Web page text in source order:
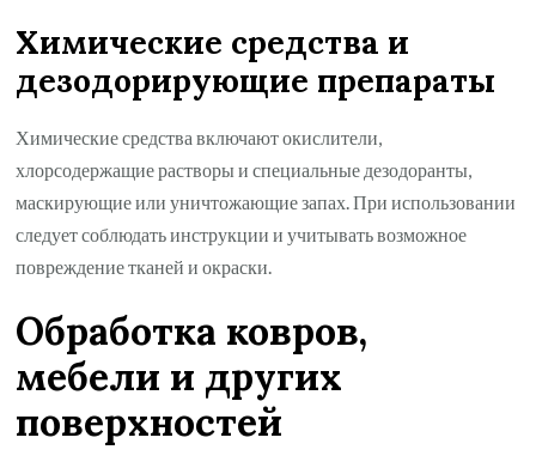
Химические средства и
дезодорирующие препараты
Химические средства включают окислители,
хлорсодержащие растворы и специальные дезодоранты,
маскирующие или уничтожающие запах. При использовании
следует соблюдать инструкции и учитывать возможное
повреждение тканей и окраски.
Обработка ковров,
мебели и других
поверхностей